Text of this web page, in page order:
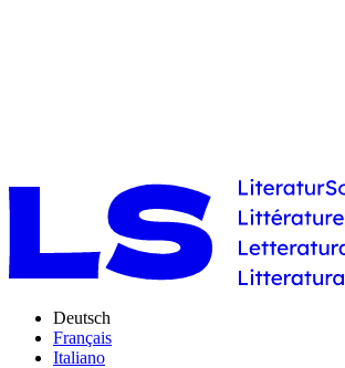
Deutsch
Français
Italiano